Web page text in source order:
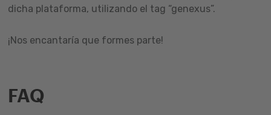
dicha plataforma, utilizando el tag “genexus”.
¡Nos encantaría que formes parte!
FAQ